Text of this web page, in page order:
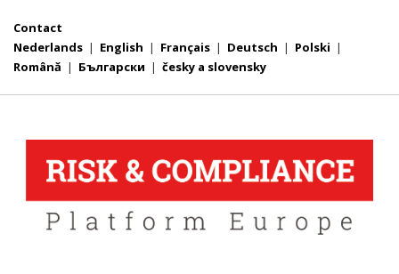
Contact
Nederlands | English | Français | Deutsch | Polski |
Română | Български | česky a slovensky